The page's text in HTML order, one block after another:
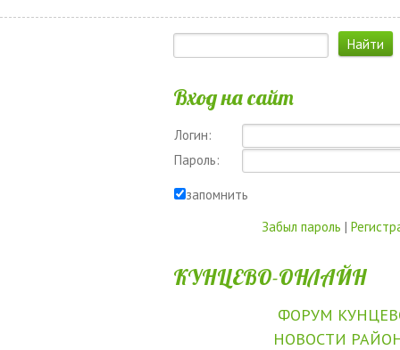
Вход на сайт
Логин:
Пароль:
запомнить
Забыл пароль |
КУНЦЕВО-ОНЛАЙН
ФОРУМ
НОВОСТИ